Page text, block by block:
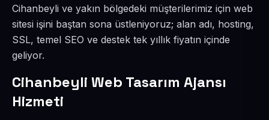
Cihanbeyli ve yakın bölgedeki müşterilerimiz için web
sitesi işini baştan sona üstleniyoruz; alan adı, hosting,
SSL, temel SEO ve destek tek yıllık fiyatın içinde
geliyor.
Cihanbeyli Web Tasarım Ajansı
Hizmeti